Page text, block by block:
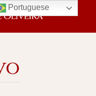
Portuguese